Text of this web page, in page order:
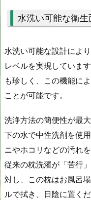
水洗い可能な衛
水洗い可能な設計によ
レベルを実現していま
も珍しく、この機能に
ことが可能です。
洗浄方法の簡便性が最
下の水で中性洗剤を使
ニやホコリなどの汚れ
従来の枕洗濯が「苦行
対し、この枕はお風呂
ルで拭き、日陰に置く